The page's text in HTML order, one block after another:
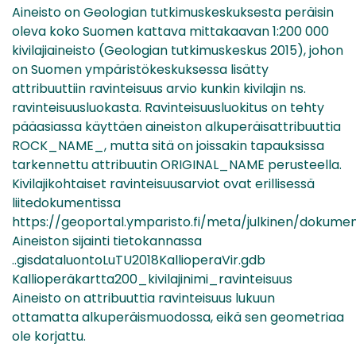
Aineisto on Geologian tutkimuskeskuksesta peräisin
oleva koko Suomen kattava mittakaavan 1:200 000
kivilajiaineisto (Geologian tutkimuskeskus 2015), johon
on Suomen ympäristökeskuksessa lisätty
attribuuttiin ravinteisuus arvio kunkin kivilajin ns.
ravinteisuusluokasta. Ravinteisuusluokitus on tehty
pääasiassa käyttäen aineiston alkuperäisattribuuttia
ROCK_NAME_, mutta sitä on joissakin tapauksissa
tarkennettu attribuutin ORIGINAL_NAME perusteella.
Kivilajikohtaiset ravinteisuusarviot ovat erillisessä
liitedokumentissa
https://geoportal.ymparisto.fi/meta/julkinen/
Aineiston sijainti tietokannassa
..gisdataluontoLuTU2018KallioperaVir.gdb
Kallioperäkartta200_kivilajinimi_ravinteisuus
Aineisto on attribuuttia ravinteisuus lukuun
ottamatta alkuperäismuodossa, eikä sen geometriaa
ole korjattu.